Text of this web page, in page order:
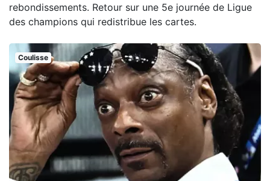
rebondissements. Retour sur une 5e journée de Ligue
des champions qui redistribue les cartes.
Coulisse